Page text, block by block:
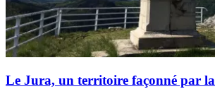
Le Jura, un territoire façonné par